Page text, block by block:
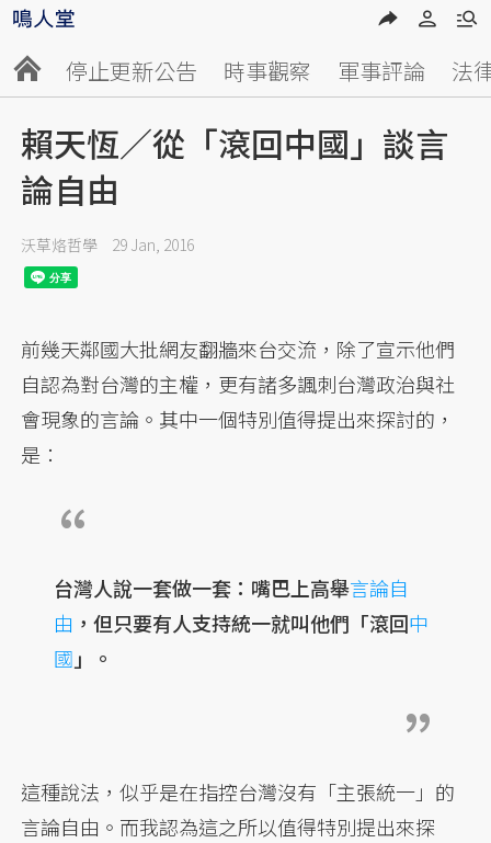
停止更新公告 時事觀察 軍事評論 法
賴天恆／從「滾回中國」談言
論自由
沃草烙哲學 29 Jan, 2016
前幾天鄰國大批網友翻牆來台交流，除了宣示他們
自認為對台灣的主權，更有諸多諷刺台灣政治與社
會現象的言論。其中一個特別值得提出來探討的，
是：
台灣人說一套做一套：嘴巴上高舉言論自
由 ，但只要有人支持統一就叫他們「滾回中
國 」。
這種說法，似乎是在指控台灣沒有「主張統一」的
言論自由。而我認為這之所以值得特別提出來探